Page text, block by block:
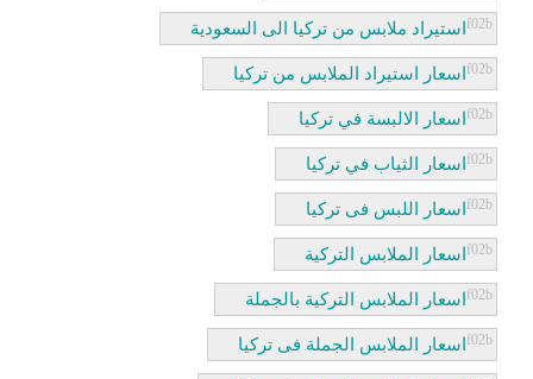
استيراد ملابس من تركيا الى السعودية
اسعار استيراد الملابس من تركيا
اسعار الالبسة في تركيا
اسعار الثياب في تركيا
اسعار اللبس فى تركيا
اسعار الملابس التركية
اسعار الملابس التركية بالجملة
اسعار الملابس الجملة فى تركيا